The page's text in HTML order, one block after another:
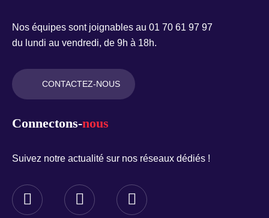
Nos équipes sont joignables au 01 70 61 97 97
du lundi au vendredi, de 9h à 18h.
CONTACTEZ-NOUS
Connectons-nous
Suivez notre actualité sur nos réseaux dédiés !